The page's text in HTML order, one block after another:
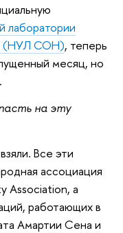
лаборатории
(НУЛ СОН), теперь
месяц, но
на эту
Все эти
ассоциация
Association, а
работающих в
Амартии Сена и